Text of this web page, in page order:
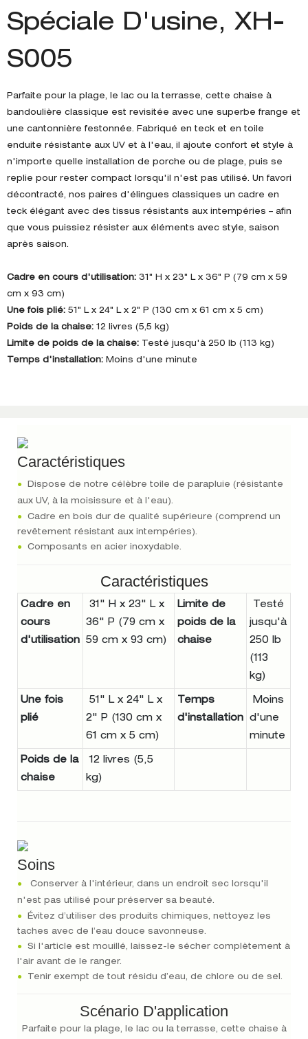
Spéciale D'usine, XH-
S005
Parfaite pour la plage, le lac ou la terrasse, cette chaise à
bandoulière classique est revisitée avec une superbe frange et
une cantonnière festonnée. Fabriqué en teck et en toile
enduite résistante aux UV et à l'eau, il ajoute confort et style à
n'importe quelle installation de porche ou de plage, puis se
replie pour rester compact lorsqu'il n'est pas utilisé. Un favori
décontracté, nos paires d'élingues classiques un cadre en
teck élégant avec des tissus résistants aux intempéries – afin
que vous puissiez résister aux éléments avec style, saison
après saison.
Cadre en cours d'utilisation: 31" H x 23" L x 36" P (79 cm x 59
cm x 93 cm)
Une fois plié: 51" L x 24" L x 2" P (130 cm x 61 cm x 5 cm)
Poids de la chaise: 12 livres (5,5 kg)
Limite de poids de la chaise:
Testé jusqu'à 250 lb (113 kg)
Temps d'installation: Moins d'une minute
Caractéristiques
●
Dispose de notre célèbre toile de parapluie (résistante
aux UV, à la moisissure et à l'eau).
●
Cadre en bois dur de qualité supérieure (comprend un
revêtement résistant aux intempéries).
●
Composants en acier inoxydable.
Caractéristiques
Cadre en
cours
d'utilisation
31" H x 23" L x
36" P (79 cm x
59 cm x 93 cm)
Limite de
poids de la
chaise
Testé
jusqu'à
250 lb
(113
kg)
Une fois
plié
51" L x 24" L x
2" P (130 cm x
61 cm x 5 cm)
Temps
d'installation
Moins
d'une
minute
Poids de la
chaise
12 livres (5,5
kg)
Soins
●
Conserver à l'intérieur, dans un endroit sec lorsqu'il
n'est pas utilisé pour préserver sa beauté.
●
Évitez d’utiliser des produits chimiques, nettoyez les
taches avec de l’eau douce savonneuse.
● Si l'article est mouillé, laissez-le sécher complètement à
l'air avant de le ranger.
●
Tenir exempt de tout résidu d’eau, de chlore ou de sel.
Scénario D'application
Parfaite pour la plage, le lac ou la terrasse, cette chaise à